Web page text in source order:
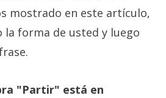
mostrado en este artículo,
la forma de usted y luego
"Partir" está en